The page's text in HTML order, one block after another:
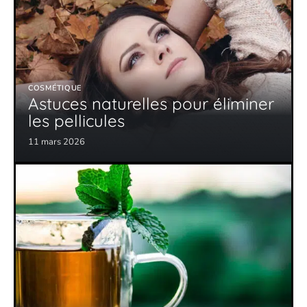
COSMÉTIQUE
Astuces naturelles pour éliminer
les pellicules
11 mars 2026